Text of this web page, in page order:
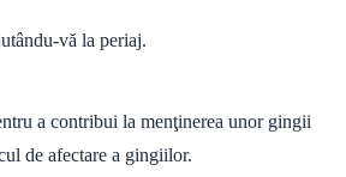
vă la periaj.
a contribui la menţinerea unor gingii
de afectare a gingiilor.